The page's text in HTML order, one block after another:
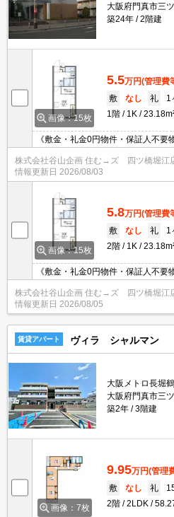
大阪府門真市三
築24年
2階建
画像：15枚
5.5万円(管理費
敷
なし 礼
1
1階
1K
《敷金・礼金0円物件・保証人不要
株式会社谷山企画 住む→ズ 四ツ橋堀江
情報更新日 2026/08/03
画像：15枚
5.8万円(管理費
敷
なし 礼
1
2階
1K
《敷金・礼金0円物件・保証人不要
株式会社谷山企画 住む→ズ 四ツ橋堀江
情報更新日 2026/08/05
賃貸アパート ヴィラ シャルマン
大阪メトロ長堀
大阪府門真市三
築2年
3階建
画像：7枚
9.95万円(管理
敷
なし 礼
2階
2LDK